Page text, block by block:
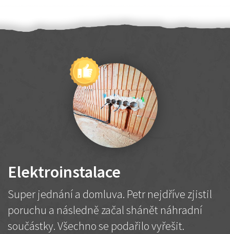
Elektroinstalace
Super jednání a domluva. Petr nejdříve zjistil
poruchu a následně začal shánět náhradní
součástky. Všechno se podařilo vyřešit.